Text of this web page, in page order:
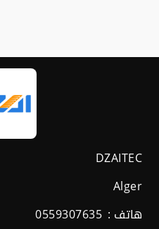
DZAITEC
Alger
هاتف : 0559307635